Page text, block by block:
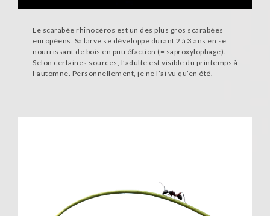
Le scarabée rhinocéros est un des plus gros scarabées
européens. Sa larve se développe durant 2 à 3 ans en se
nourrissant de bois en putréfaction (= saproxylophage).
Selon certaines sources, l’adulte est visible du printemps à
l’automne. Personnellement, je ne l’ai vu qu’en été.